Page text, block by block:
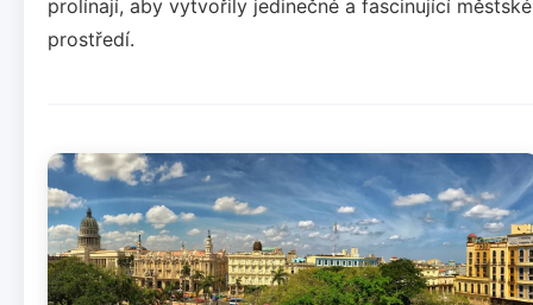
prolínají, aby vytvořily jedinečné a fascinující městské
prostředí.